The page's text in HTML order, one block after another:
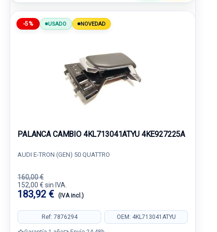
-5% USADO NOVEDAD
PALANCA CAMBIO 4KL713041ATYU 4KE927225A
AUDI E-TRON (GEN) 50 QUATTRO
160,00 €
152,00 € sin IVA.
183,92 € (IVA incl.)
Ref: 7876294 OEM: 4KL713041ATYU